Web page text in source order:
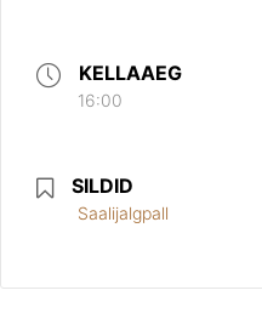
KELLAAEG
16:00
SILDID
Saalijalgpall